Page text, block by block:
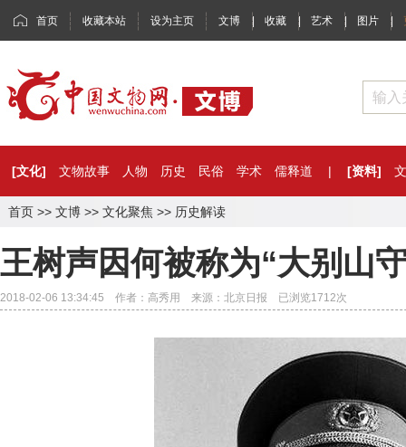
首页 收藏本站 设为主页 文博 | 收藏 | 艺术 | 图片 |
[文化] 文物故事 人物 历史 民俗 学术 儒释道 | [资料]
首页 >> 文博 >> 文化聚焦 >> 历史解读
王树声因何被称为“大别山
2018-02-06 13:34:45 作者：高秀用 来源：北京日报 已浏览1712次